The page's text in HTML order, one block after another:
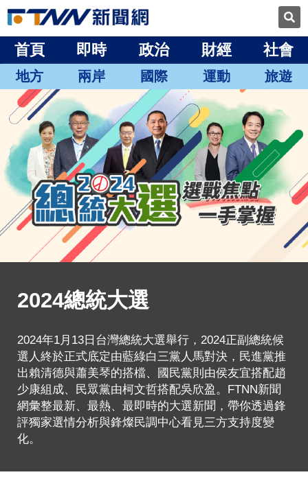
首頁 即時 政治 財經 社會
地方 兩岸 國際 運動 旅遊
2024總統大選
2024年1月13日台灣總統大選舉行，2024正副總統候
選人終於正式底定由藍綠白三黨人馬對決，民進黨推
出賴清德與蕭美琴的搭檔、國民黨則由侯友宜搭配趙
少康組成、民眾黨由柯文哲搭配吳欣盈。FTNN新聞
網彙整最新、最熱、最即時的大選新聞，帶你透過鋒
評獨家選情分析與鋒燦民調中心看見三方支持度變
化。